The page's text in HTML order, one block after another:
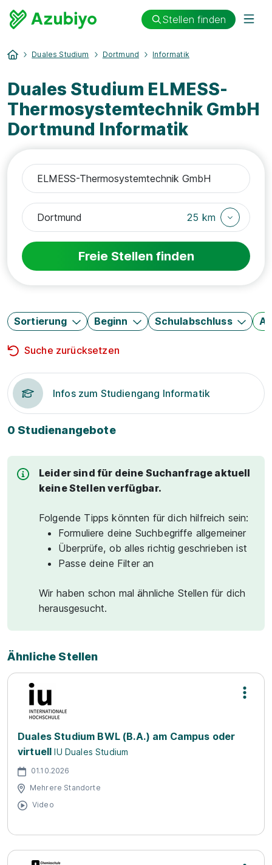
Stellen finden
Duales Studium Dortmund Informatik
Duales Studium ELMESS-
Thermosystemtechnik GmbH
Dortmund Informatik
25 km
Freie Stellen finden
Sortierung Beginn Schulabschluss
Suche zurücksetzen
Infos zum Studiengang Informatik
0 Studienangebote
Leider sind für deine Suchanfrage aktuell
keine Stellen verfügbar.
Folgende Tipps könnten für dich hilfreich sein:
Formuliere deine Suchbegriffe allgemeiner
Überprüfe, ob alles richtig geschrieben ist
Passe deine Filter an
Wir haben schon mal ähnliche Stellen für dich
herausgesucht.
Ähnliche Stellen
Duales Studium BWL (B.A.) am Campus oder
virtuell IU Duales Studium
01.10.2026
Mehrere Standorte
Video